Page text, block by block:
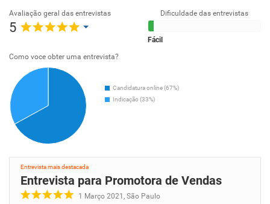
Avaliação geral das entrevistas
5
Dificuldade das entrevistas
Fácil
Como voce obter uma entrevista?
Candidatura online (67%)
Indicação (33%)
Entrevista mais destacada
Entrevista para Promotora de Vendas
1 Março 2021, São Paulo